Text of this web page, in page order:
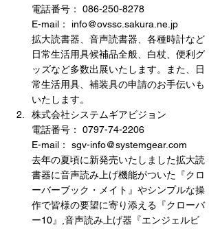
電話番号： 086-250-8278
E-mail： info@ovssc.sakura.ne.jp
拡大読書器、音声読書器、各種時計など
日常生活用具候補品全般、白杖、便利グ
ッズなど多数出展いたします。また、日
常生活用具、補装具の申請のお手伝いも
いたします。
株式会社システムギアビジョン
電話番号： 0797-74-2206
E-mail： sgv-info@systemgear.com
去年の夏頃に新発売いたしました拡大読
書器に音声読み上げ機能がついた『クロ
ーバーブック・メイト』やシンプルな操
作で皆様の要望に寄り添える『クローバ
ー10』,音声読み上げ器『エンジェルビ